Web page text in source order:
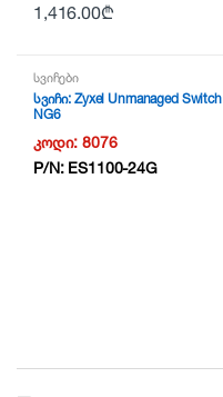
1,416.00₾
სვიჩები
სვიჩი: Zyxel Unmanaged Switch
NG6
კოდი:8076
P/N: ES1100-24G